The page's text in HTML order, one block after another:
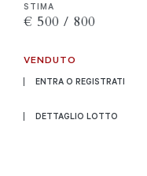
STIMA
€ 500 / 800
VENDUTO
ENTRA O REGISTRATI
DETTAGLIO LOTTO